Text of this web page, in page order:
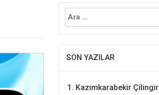
Arama:
SON YAZILAR
Kazımkarabekir Çilingir